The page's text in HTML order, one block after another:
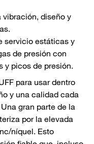
diseño y
servicio estáticas y
de presión con
y picos de presión.
para usar dentro
y una calidad cada
gran parte de la
por la elevada
níquel. Esto